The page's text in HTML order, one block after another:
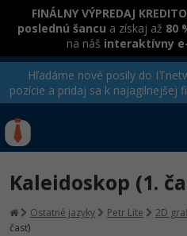
FINÁLNY VÝPREDAJ
poslednú šancu a získaj až 80
na náš interaktívny
Hľadáme nové posily do
pozície a pridaj sa k najagilnejšej
Rekvalifikačné kurzy
hradené úradom práce
Prihlásiť sa |Registrovať
Kaleidoskop (1.
Ostatné jazyky Petr Lite 2D
časť)